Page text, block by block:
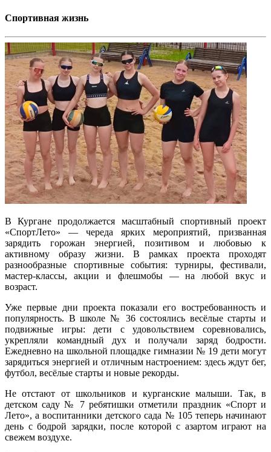
Спортивная жизнь
В Кургане продолжается масштабный спортивный проект
«СпортЛето» — череда ярких мероприятий, призванная
зарядить горожан энергией, позитивом и любовью к
активному образу жизни. В рамках проекта проходят
разнообразные спортивные события: турниры, фестивали,
мастер‑классы, акции и флешмобы — на любой вкус и
возраст.
Уже первые дни проекта показали его востребованность и
популярность. В школе № 36 состоялись весёлые старты и
подвижные игры: дети с удовольствием соревновались,
укрепляли командный дух и получали заряд бодрости.
Ежедневно на школьной площадке гимназии № 19 дети могут
зарядиться энергией и отличным настроением: здесь ждут бег,
футбол, весёлые старты и новые рекорды.
Не отстают от школьников и курганские малыши. Так, в
детском саду № 7 ребятишки отметили праздник «Спорт и
Лето», а воспитанники детского сада № 105 теперь начинают
день с бодрой зарядки, после которой с азартом играют на
свежем воздухе.